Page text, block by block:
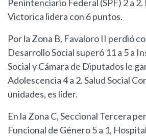
Penintenciario Federal (SPF) 2 a
Victorica lidera con 6 puntos.
Por la Zona B, Favaloro II perdió
Desarrollo Social superó 11 a 5 a
Social y Cámara de Diputados le
Adolescencia 4 a 2. Salud Social
unidades, es líder.
En la Zona C, Seccional Tercera
Funcional de Género 5 a 1,